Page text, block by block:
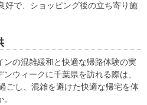
好で、ショッピング後の立ち寄り施
の混雑緩和と快適な帰路体験の実
ウィークに千葉県を訪れる際は、
ごし、混雑を避けた快適な帰宅を体